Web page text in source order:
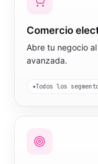
Comercio
Abre tu negocio
avanzada.
Todos los